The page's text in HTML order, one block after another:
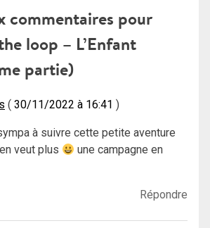
commentaires pour
loop – L’Enfant
partie)
30/11/2022 à 16:41
à suivre cette petite aventure
veut plus
une campagne en
Répondre